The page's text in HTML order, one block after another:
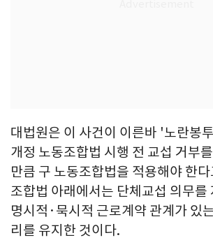
대법원은 이 사건이 이른바 '노란봉
개정 노동조합법 시행 전 교섭 거부
만큼 구 노동조합법을 적용해야 한
조합법 아래에서는 단체교섭 의무를
명시적·묵시적 근로계약 관계가 있
리를 유지한 것이다.